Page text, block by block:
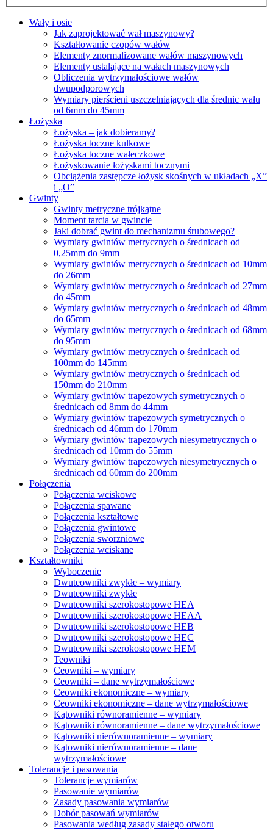
Wały i osie
Jak zaprojektować wał maszynowy?
Kształtowanie czopów wałów
Elementy znormalizowane wałów maszynowych
Elementy ustalające na wałach maszynowych
Obliczenia wytrzymałościowe wałów
dwupodporowych
Wymiary pierścieni uszczelniających dla średnic wału
od 6mm do 45mm
Łożyska
Łożyska – jak dobieramy?
Łożyska toczne kulkowe
Łożyska toczne wałeczkowe
Łożyskowanie łożyskami tocznymi
Obciążenia zastępcze łożysk skośnych w układach „X”
i „O”
Gwinty
Gwinty metryczne trójkątne
Moment tarcia w gwincie
Jaki dobrać gwint do mechanizmu śrubowego?
Wymiary gwintów metrycznych o średnicach od
0,25mm do 9mm
Wymiary gwintów metrycznych o średnicach od 10mm
do 26mm
Wymiary gwintów metrycznych o średnicach od 27mm
do 45mm
Wymiary gwintów metrycznych o średnicach od 48mm
do 65mm
Wymiary gwintów metrycznych o średnicach od 68mm
do 95mm
Wymiary gwintów metrycznych o średnicach od
100mm do 145mm
Wymiary gwintów metrycznych o średnicach od
150mm do 210mm
Wymiary gwintów trapezowych symetrycznych o
średnicach od 8mm do 44mm
Wymiary gwintów trapezowych symetrycznych o
średnicach od 46mm do 170mm
Wymiary gwintów trapezowych niesymetrycznych o
średnicach od 10mm do 55mm
Wymiary gwintów trapezowych niesymetrycznych o
średnicach od 60mm do 200mm
Połączenia
Połączenia wciskowe
Połączenia spawane
Połączenia kształtowe
Połączenia gwintowe
Połączenia sworzniowe
Połączenia wciskane
Kształtowniki
Wyboczenie
Dwuteowniki zwykłe – wymiary
Dwuteowniki zwykłe
Dwuteowniki szerokostopowe HEA
Dwuteowniki szerokostopowe HEAA
Dwuteowniki szerokostopowe HEB
Dwuteowniki szerokostopowe HEC
Dwuteowniki szerokostopowe HEM
Teowniki
Ceowniki – wymiary
Ceowniki – dane wytrzymałościowe
Ceowniki ekonomiczne – wymiary
Ceowniki ekonomiczne – dane wytrzymałościowe
Kątowniki równoramienne – wymiary
Kątowniki równoramienne – dane wytrzymałościowe
Kątowniki nierównoramienne – wymiary
Kątowniki nierównoramienne – dane
wytrzymałościowe
Tolerancje i pasowania
Tolerancje wymiarów
Pasowanie wymiarów
Zasady pasowania wymiarów
Dobór pasowań wymiarów
Pasowania według zasady stałego otworu